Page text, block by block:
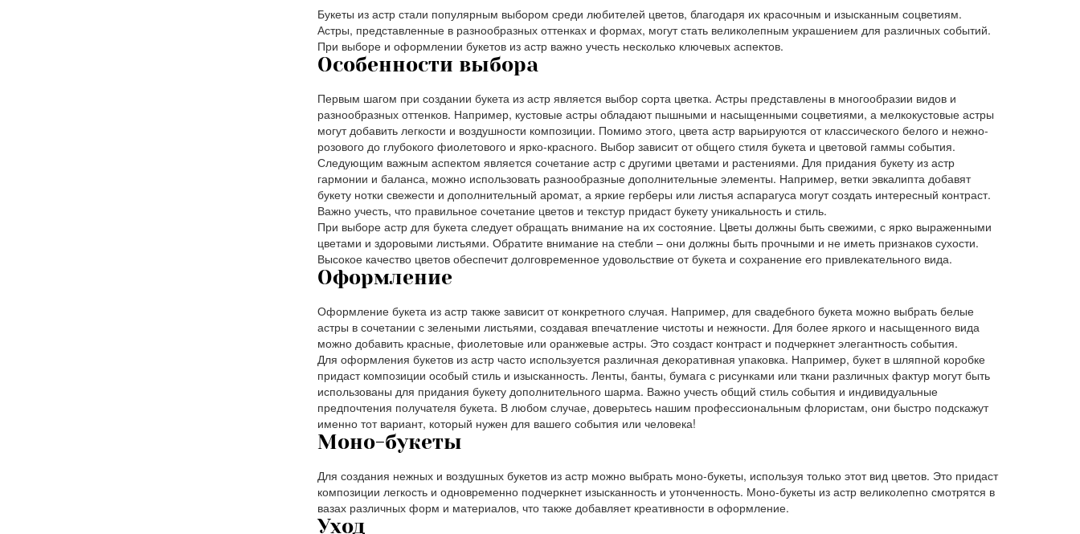
Букеты из астр стали популярным выбором среди любителей цветов, благодаря их красочным и изысканным соцветиям.
Астры, представленные в разнообразных оттенках и формах, могут стать великолепным украшением для различных событий.
При выборе и оформлении букетов из астр важно учесть несколько ключевых аспектов.
Особенности выбора
Первым шагом при создании букета из астр является выбор сорта цветка. Астры представлены в многообразии видов и
разнообразных оттенков. Например, кустовые астры обладают пышными и насыщенными соцветиями, а мелкокустовые астры
могут добавить легкости и воздушности композиции. Помимо этого, цвета астр варьируются от классического белого и нежно-
розового до глубокого фиолетового и ярко-красного. Выбор зависит от общего стиля букета и цветовой гаммы события.
Следующим важным аспектом является сочетание астр с другими цветами и растениями. Для придания букету из астр
гармонии и баланса, можно использовать разнообразные дополнительные элементы. Например, ветки эвкалипта добавят
букету нотки свежести и дополнительный аромат, а яркие герберы или листья аспарагуса могут создать интересный контраст.
Важно учесть, что правильное сочетание цветов и текстур придаст букету уникальность и стиль.
При выборе астр для букета следует обращать внимание на их состояние. Цветы должны быть свежими, с ярко выраженными
цветами и здоровыми листьями. Обратите внимание на стебли – они должны быть прочными и не иметь признаков сухости.
Высокое качество цветов обеспечит долговременное удовольствие от букета и сохранение его привлекательного вида.
Оформление
Оформление букета из астр также зависит от конкретного случая. Например, для свадебного букета можно выбрать белые
астры в сочетании с зелеными листьями, создавая впечатление чистоты и нежности. Для более яркого и насыщенного вида
можно добавить красные, фиолетовые или оранжевые астры. Это создаст контраст и подчеркнет элегантность события.
Для оформления букетов из астр часто используется различная декоративная упаковка. Например, букет в шляпной коробке
придаст композиции особый стиль и изысканность. Ленты, банты, бумага с рисунками или ткани различных фактур могут быть
использованы для придания букету дополнительного шарма. Важно учесть общий стиль события и индивидуальные
предпочтения получателя букета. В любом случае, доверьтесь нашим профессиональным флористам, они быстро подскажут
именно тот вариант, который нужен для вашего события или человека!
Моно-букеты
Для создания нежных и воздушных букетов из астр можно выбрать моно-букеты, используя только этот вид цветов. Это придаст
композиции легкость и одновременно подчеркнет изысканность и утонченность. Моно-букеты из астр великолепно смотрятся в
вазах различных форм и материалов, что также добавляет креативности в оформление.
Уход